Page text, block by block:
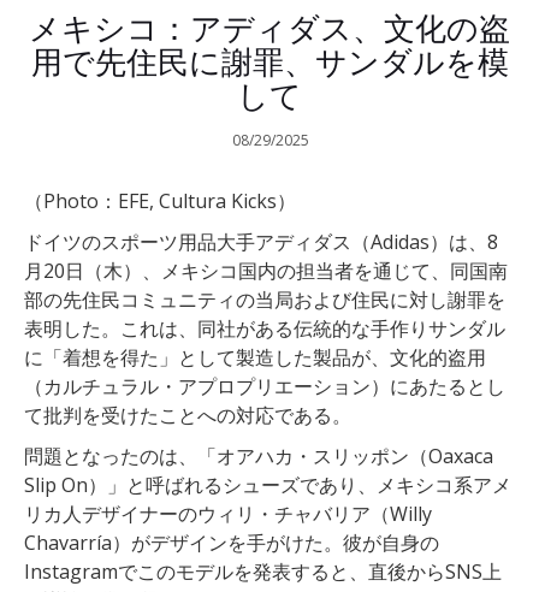
メキシコ：アディダス、文化の盗
用で先住民に謝罪、サンダルを模
して
08/29/2025
（Photo：EFE, Cultura Kicks）
ドイツのスポーツ用品大手アディダス（Adidas）は、8
月20日（木）、メキシコ国内の担当者を通じて、同国南
部の先住民コミュニティの当局および住民に対し謝罪を
表明した。これは、同社がある伝統的な手作りサンダル
に「着想を得た」として製造した製品が、文化的盗用
（カルチュラル・アプロプリエーション）にあたるとし
て批判を受けたことへの対応である。
問題となったのは、「オアハカ・スリッポン（Oaxaca
Slip On）」と呼ばれるシューズであり、メキシコ系アメ
リカ人デザイナーのウィリ・チャバリア（Willy
Chavarría）がデザインを手がけた。彼が自身の
Instagramでこのモデルを発表すると、直後からSNS上